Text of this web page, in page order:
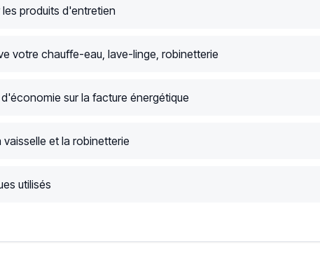
produits d'entretien
votre chauffe-eau, lave-linge, robinetterie
d'économie sur la facture énergétique
vaisselle et la robinetterie
utilisés